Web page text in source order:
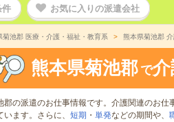
件 お気に入りの派遣会社
菊池郡 医療・介護・福祉・教育系 熊本県菊池郡
熊本県菊池郡 で
郡の派遣のお仕事情報です。介護関連のお仕
います。さらに、 短期 ・ 単発などの期間や、